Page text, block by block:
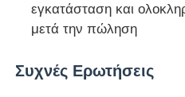
εγκατάσταση και
μετά την πώληση
Συχνές Ερωτήσεις